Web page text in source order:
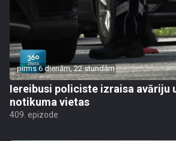
pirms 6 dienām, 22 stundām
Iereibusi policiste izraisa avāriju
notikuma vietas
409. epizode